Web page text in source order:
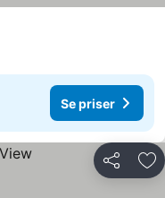
Se priser
Dela